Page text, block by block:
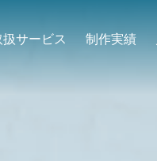
扱サービス 制作実績